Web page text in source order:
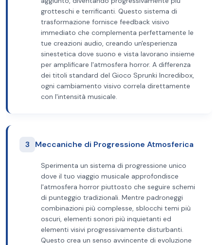
grotteschi e terrificanti. Questo sistema di
trasformazione fornisce feedback visivo
immediato che complementa perfettamente le
tue creazioni audio, creando un'esperienza
sinestetica dove suono e vista lavorano insieme
per amplificare l'atmosfera horror. A differenza
dei titoli standard del Gioco Sprunki Incredibox,
ogni cambiamento visivo correla direttamente
con l'intensità musicale.
3 Meccaniche di Progressione Atmosferica
Sperimenta un sistema di progressione unico
dove il tuo viaggio musicale approfondisce
l'atmosfera horror piuttosto che seguire schemi
di punteggio tradizionali. Mentre padroneggi
combinazioni più complesse, sblocchi temi più
oscuri, elementi sonori più inquietanti ed
elementi visivi progressivamente disturbanti.
Questo crea un senso avvincente di evoluzione